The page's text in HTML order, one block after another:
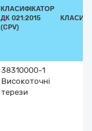
КЛАСИФІКАТОР
ДК 021:2015
(CPV)
38310000-1
Високоточні
терези